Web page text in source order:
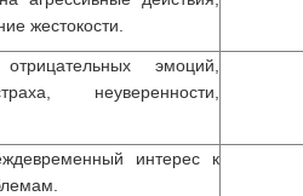
жестокости.
эмоций,
неуверенности,
интерес к